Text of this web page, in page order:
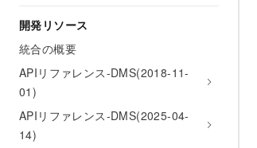
開発リソース
統合の概要
APIリファレンス-DMS(2018-11-
01)
APIリファレンス-DMS(2025-04-
14)